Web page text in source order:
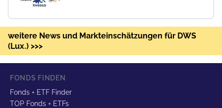
weitere News und Markteinschätzungen für DWS
(Lux.) >>>
FONDS FINDEN
Fonds + ETF Finder
TOP Fonds + ETFs